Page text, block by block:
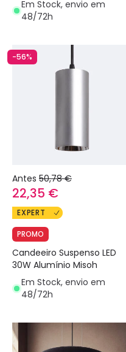
Em Stock, envio em
48/72h
-56%
Antes 50,78 €
22,35 €
EXPERT
PROMO
Candeeiro Suspenso LED
30W Alumínio Misoh
Em Stock, envio em
48/72h